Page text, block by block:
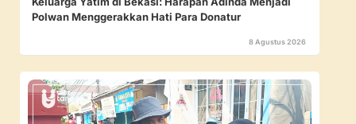
Polwan Menggerakkan Hati Para Donatur
8 Agustus 2026